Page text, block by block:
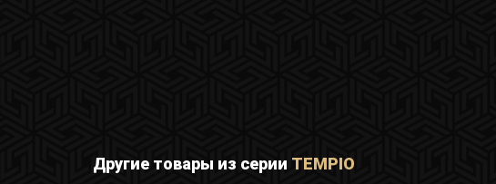
Другие товары из серии TEMPIO